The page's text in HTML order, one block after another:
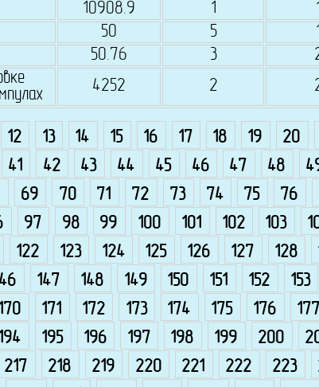
10908.9 1
50 5
50.76 3
4252 2
12 13 14 15 16 17 18 19 20
41 42 43 44 45 46 47 48
69 70 71 72 73 74 75 76
97 98 99 100 101 102 103
122 123 124 125 126 127 128
147 148 149 150 151 152 153
171 172 173 174 175 176 177
195 196 197 198 199 200
217 218 219 220 221 222 223